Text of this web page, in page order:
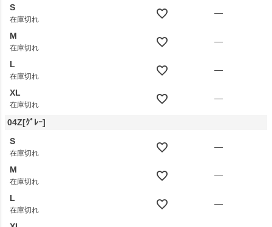
S
在庫切れ
—
M
在庫切れ
—
L
在庫切れ
—
XL
在庫切れ
—
04Z[ｸﾞﾚｰ]
S
在庫切れ
—
M
在庫切れ
—
L
在庫切れ
—